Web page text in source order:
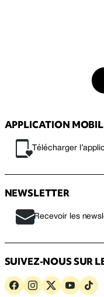
APPLICATION
Télécharger
NEWSLETTER
Recevoir les
SUIVEZ-NOUS SUR